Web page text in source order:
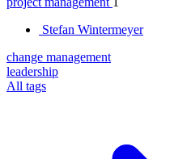
Stefan Wintermeyer
change management
leadership
All tags